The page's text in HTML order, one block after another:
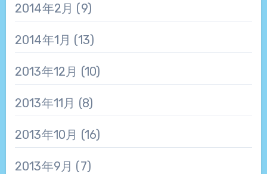
2014年2月 (9)
2014年1月 (13)
2013年12月 (10)
2013年11月 (8)
2013年10月 (16)
2013年9月 (7)